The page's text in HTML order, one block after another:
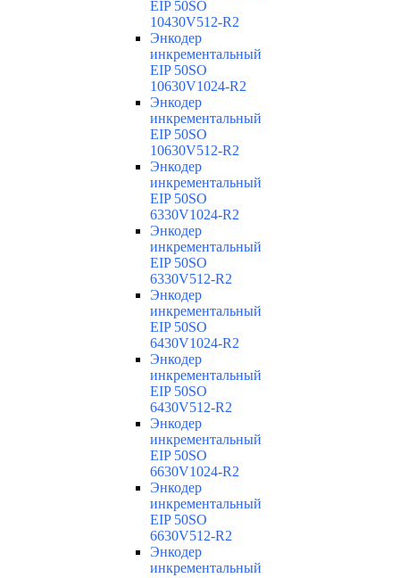
EIP 50SO
10430V512-R2
Энкодер
инкрементальный
EIP 50SO
10630V1024-R2
Энкодер
инкрементальный
EIP 50SO
10630V512-R2
Энкодер
инкрементальный
EIP 50SO
6330V1024-R2
Энкодер
инкрементальный
EIP 50SO
6330V512-R2
Энкодер
инкрементальный
EIP 50SO
6430V1024-R2
Энкодер
инкрементальный
EIP 50SO
6430V512-R2
Энкодер
инкрементальный
EIP 50SO
6630V1024-R2
Энкодер
инкрементальный
EIP 50SO
6630V512-R2
Энкодер
инкрементальный